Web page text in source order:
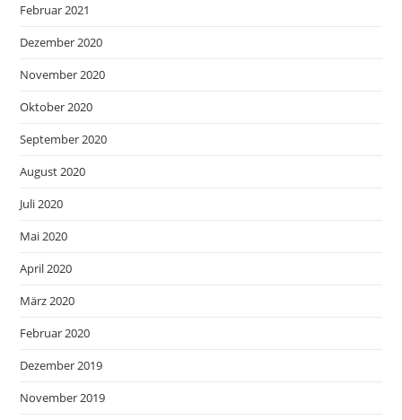
Februar 2021
Dezember 2020
November 2020
Oktober 2020
September 2020
August 2020
Juli 2020
Mai 2020
April 2020
März 2020
Februar 2020
Dezember 2019
November 2019